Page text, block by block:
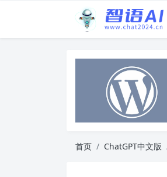
首页 ChatGPT中文版